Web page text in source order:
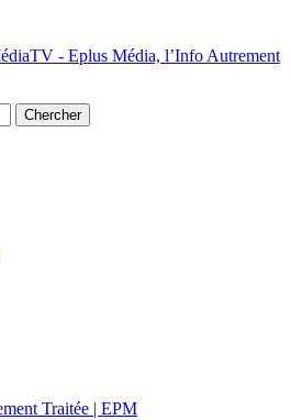
- Eplus Média, l’Info Autrement